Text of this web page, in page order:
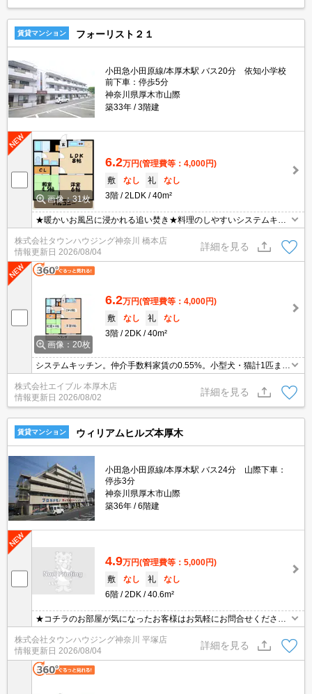
賃貸マンション フォーリスト２１
小田急小田原線/本厚木駅 バス20分 依知小学校
前下車：停歩5分
神奈川県厚木市山際
築33年
3階建
画像：31枚
6.2万円(管理費等：4,000円)
敷
なし 礼
なし
3階
2LDK 40m²
★暖かいお風呂に浸かれる追い焚き★料理のしやすいシステムキッ
チン３口★ウォシュレットあり★
株式会社タウンハウジング神奈川 橋本店
情報更新日 2026/08/04
詳細を見る
画像：20枚
6.2万円(管理費等：4,000円)
敷
なし 礼
なし
3階
2DK 40m²
システムキッチン。仲介手数料家賃の0.55%。小型犬・猫計1匹まで
最上階。角部屋。6ヶ月未満の解約時、違約金家賃+管理費の1ヶ月
分発生。
株式会社エイブル 本厚木店
情報更新日 2026/08/02
詳細を見る
賃貸マンション ウィリアムヒルズ本厚木
小田急小田原線/本厚木駅 バス24分 山際下車：
停歩3分
神奈川県厚木市山際
築36年
6階建
4.9万円(管理費等：5,000円)
敷
なし 礼
なし
6階
2DK 40.6m²
★コチラのお部屋が気になったお客様はお気軽にお問合せください
ろん、他の物件もまとめてご紹介可能です！
株式会社タウンハウジング神奈川 平塚店
情報更新日 2026/08/04
詳細を見る